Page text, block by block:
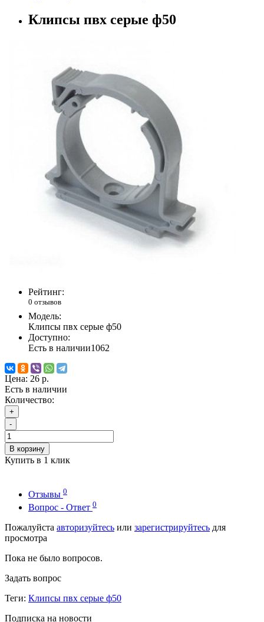
Клипсы пвх серые ф50
Рейтинг:
0 отзывов
Модель:
Клипсы пвх серые ф50
Доступно:
Есть в наличии1062
Цена: 26 р.
Есть в наличии
Количество:
+
-
В корзину
Купить в 1 клик
Отзывы 0
Вопрос - Ответ 0
Пожалуйста авторизуйтесь или зарегистрируйтесь для
просмотра
Пока не было вопросов.
Задать вопрос
Теги: Клипсы пвх серые ф50
Подписка на новости